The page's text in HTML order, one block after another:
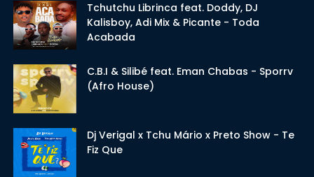
Tchutchu Librinca feat. Doddy, DJ
Kalisboy, Adi Mix & Picante - Toda
Acabada
C.B.I & Silibé feat. Eman Chabas - Sporrv
(Afro House)
Dj Verigal x Tchu Mário x Preto Show - Te
Fiz Que